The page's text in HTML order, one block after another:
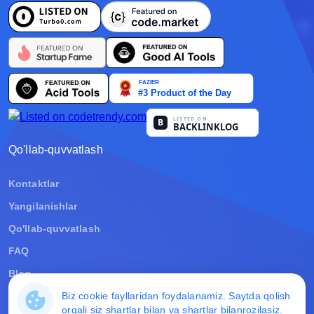
Qo'llab-quvvatlash
Kontaktlar
Yangilanishlar
Qo'llab-quvvatlash
FAQ
Blog
Huquqiy ma'lumot
Nederlands
Português
Polski
हिन्दी
Bahasa Indonesia
العربية
Srpski
اردو
ខ្មែរ
Biz cookie fayllaridan foydalanamiz. Saytda qolish
orqali siz shartlar bilan vashartlar bilanrozilasiz.